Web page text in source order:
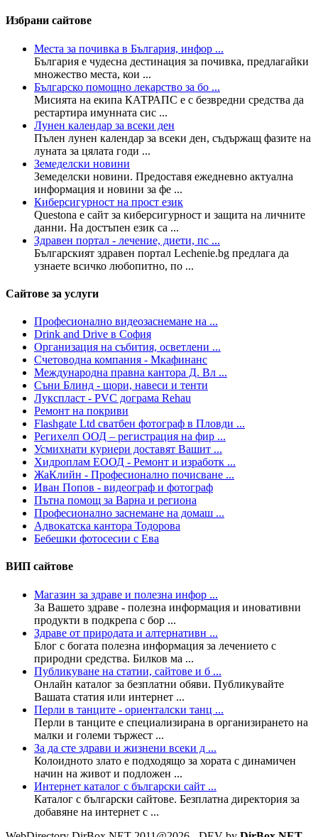
Избрани сайтове
Места за почивка в България, инфор ...
България е чудесна дестинация за почивка, предлагайки
множество места, кои ...
Българско помощно лекарство за бо ...
Мисията на екипа КАТРАПС е с безвредни средства да
рестартира имунната сис ...
Лунен календар за всеки ден
Пълен лунен календар за всеки ден, съдържащ фазите на
луната за цялата годи ...
Земеделски новини
Земеделски новини. Предоставя ежедневно актуална
информация и новини за фе ...
Киберсигурност на прост език
Questona е сайт за киберсигурност и защита на личните
данни. На достъпен език са ...
Здравен портал - лечение, диети, пс ...
Българският здравен портал Lechenie.bg предлага да
узнаете всичко любопитно, по ...
Сайтове за услуги
Професионално видеозаснемане на ...
Drink and Drive в София
Организация на събития, осветлени ...
Счетоводна компания - Мкафинанс
Международна правна кантора Д. Вл ...
Съни Блинд - щори, навеси и тенти
Лукспласт - PVC дограма Rehau
Ремонт на покриви
Flashgate Ltd сватбен фотограф в Пловди ...
Регихелп ООД – регистрация на фир ...
Усмихнати куриери доставят Вашит ...
Хидроплам ЕООД - Ремонт и изработк ...
ЖаКлийн - Професионално почисване ...
Иван Попов - видеограф и фотограф
Пътна помощ за Варна и региона
Професионално заснемане на домаш ...
Адвокатска кантора Тодорова
Бебешки фотосесии с Ева
ВИП сайтове
Магазин за здраве и полезна инфор ...
За Вашето здраве - полезна информация и иновативни
продукти в подкрепа с бор ...
Здраве от природата и алтернативн ...
Блог с богата полезна информация за лечението с
природни средства. Билков ма ...
Публикуване на статии, сайтове и б ...
Онлайн каталог за безплатни обяви. Публикувайте
Вашата статия или интернет ...
Перли в танците - ориенталски танц ...
Перли в танците е специализирана в организирането на
малки и големи тържест ...
За да сте здрави и жизнени всеки д ...
Колoидното злато е подходящо за хората с динамичен
начин на живот и подложен ...
Интернет каталог с български сайт ...
Каталог с български сайтове. Безплатна директория за
добавяне на интернет с ...